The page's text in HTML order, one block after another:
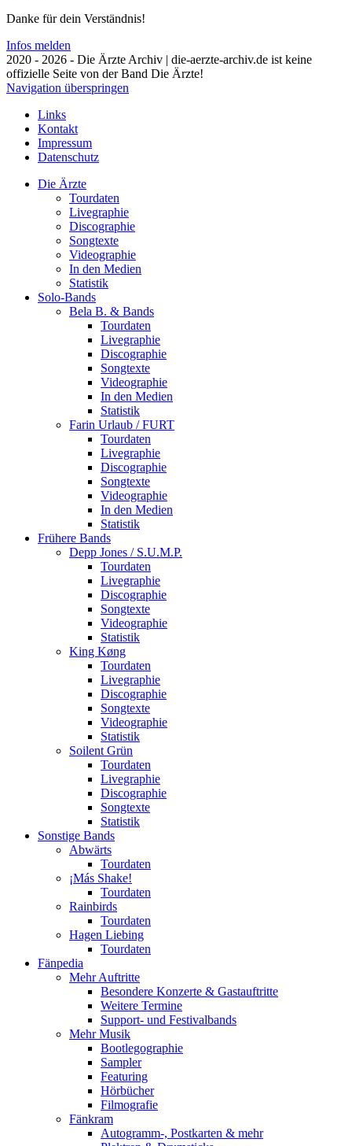
Danke für dein Verständnis!
Infos melden
2020 - 2026 - Die Ärzte Archiv | die-aerzte-archiv.de ist keine
offizielle Seite von der Band Die Ärzte!
Navigation überspringen
Links
Kontakt
Impressum
Datenschutz
Die Ärzte
Tourdaten
Livegraphie
Discographie
Songtexte
Videographie
In den Medien
Statistik
Solo-Bands
Bela B. & Bands
Tourdaten
Livegraphie
Discographie
Songtexte
Videographie
In den Medien
Statistik
Farin Urlaub / FURT
Tourdaten
Livegraphie
Discographie
Songtexte
Videographie
In den Medien
Statistik
Frühere Bands
Depp Jones / S.U.M.P.
Tourdaten
Livegraphie
Discographie
Songtexte
Videographie
Statistik
King Køng
Tourdaten
Livegraphie
Discographie
Songtexte
Videographie
Statistik
Soilent Grün
Tourdaten
Livegraphie
Discographie
Songtexte
Statistik
Sonstige Bands
Abwärts
Tourdaten
¡Más Shake!
Tourdaten
Rainbirds
Tourdaten
Hagen Liebing
Tourdaten
Fänpedia
Mehr Auftritte
Besondere Konzerte & Gastauftritte
Weitere Termine
Support- und Festivalbands
Mehr Musik
Bootlegographie
Sampler
Featuring
Hörbücher
Filmografie
Fänkram
Autogramm-, Postkarten & mehr